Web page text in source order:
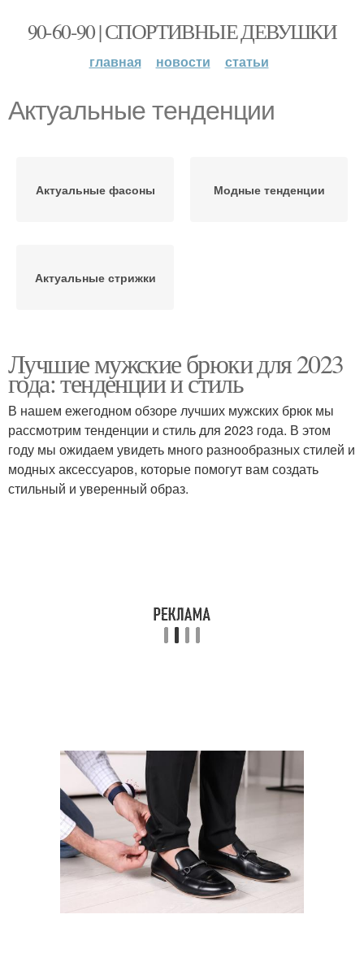
90-60-90 | СПОРТИВНЫЕ ДЕВУШКИ
главная новости статьи
Актуальные тенденции
Актуальные фасоны Модные тенденции
Актуальные стрижки
Лучшие мужские брюки для 2023
года: тенденции и стиль
В нашем ежегодном обзоре лучших мужских брюк мы
рассмотрим тенденции и стиль для 2023 года. В этом
году мы ожидаем увидеть много разнообразных стилей и
модных аксессуаров, которые помогут вам создать
стильный и уверенный образ.